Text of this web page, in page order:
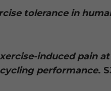
tolerance in
induced pain
performance.